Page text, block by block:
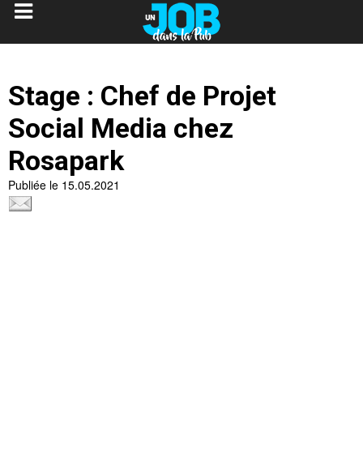
Stage : Chef de Projet
Social Media chez
Rosapark
Publiée le 15.05.2021